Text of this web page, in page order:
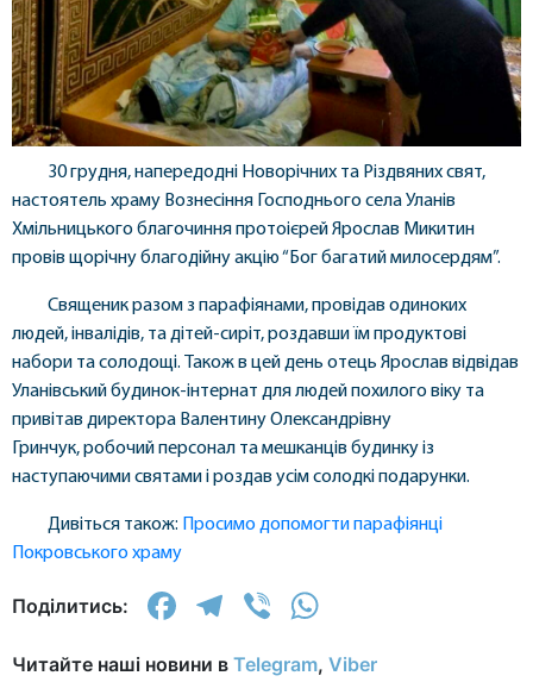
30 грудня, напередодні Новорічних та Різдвяних свят,
настоятель храму Вознесіння Господнього села Уланів
Хмільницького благочиння протоієрей Ярослав Микитин
провів щорічну благодійну акцію “Бог багатий милосердям”.
Священик разом з парафіянами, провідав одиноких
людей, інвалідів, та дітей-сиріт, роздавши їм продуктові
набори та солодощі. Також в цей день отець Ярослав відвідав
Уланівський будинок-інтернат для людей похилого віку та
привітав директора Валентину Олександрівну
Гринчук, робочий персонал та мешканців будинку із
наступаючими святами і роздав усім солодкі подарунки.
Дивіться також: Просимо допомогти парафіянці
Покровського храму
Поділитись: Facebook
Telegram
Viber
Читайте наші новини в Telegram, Viber